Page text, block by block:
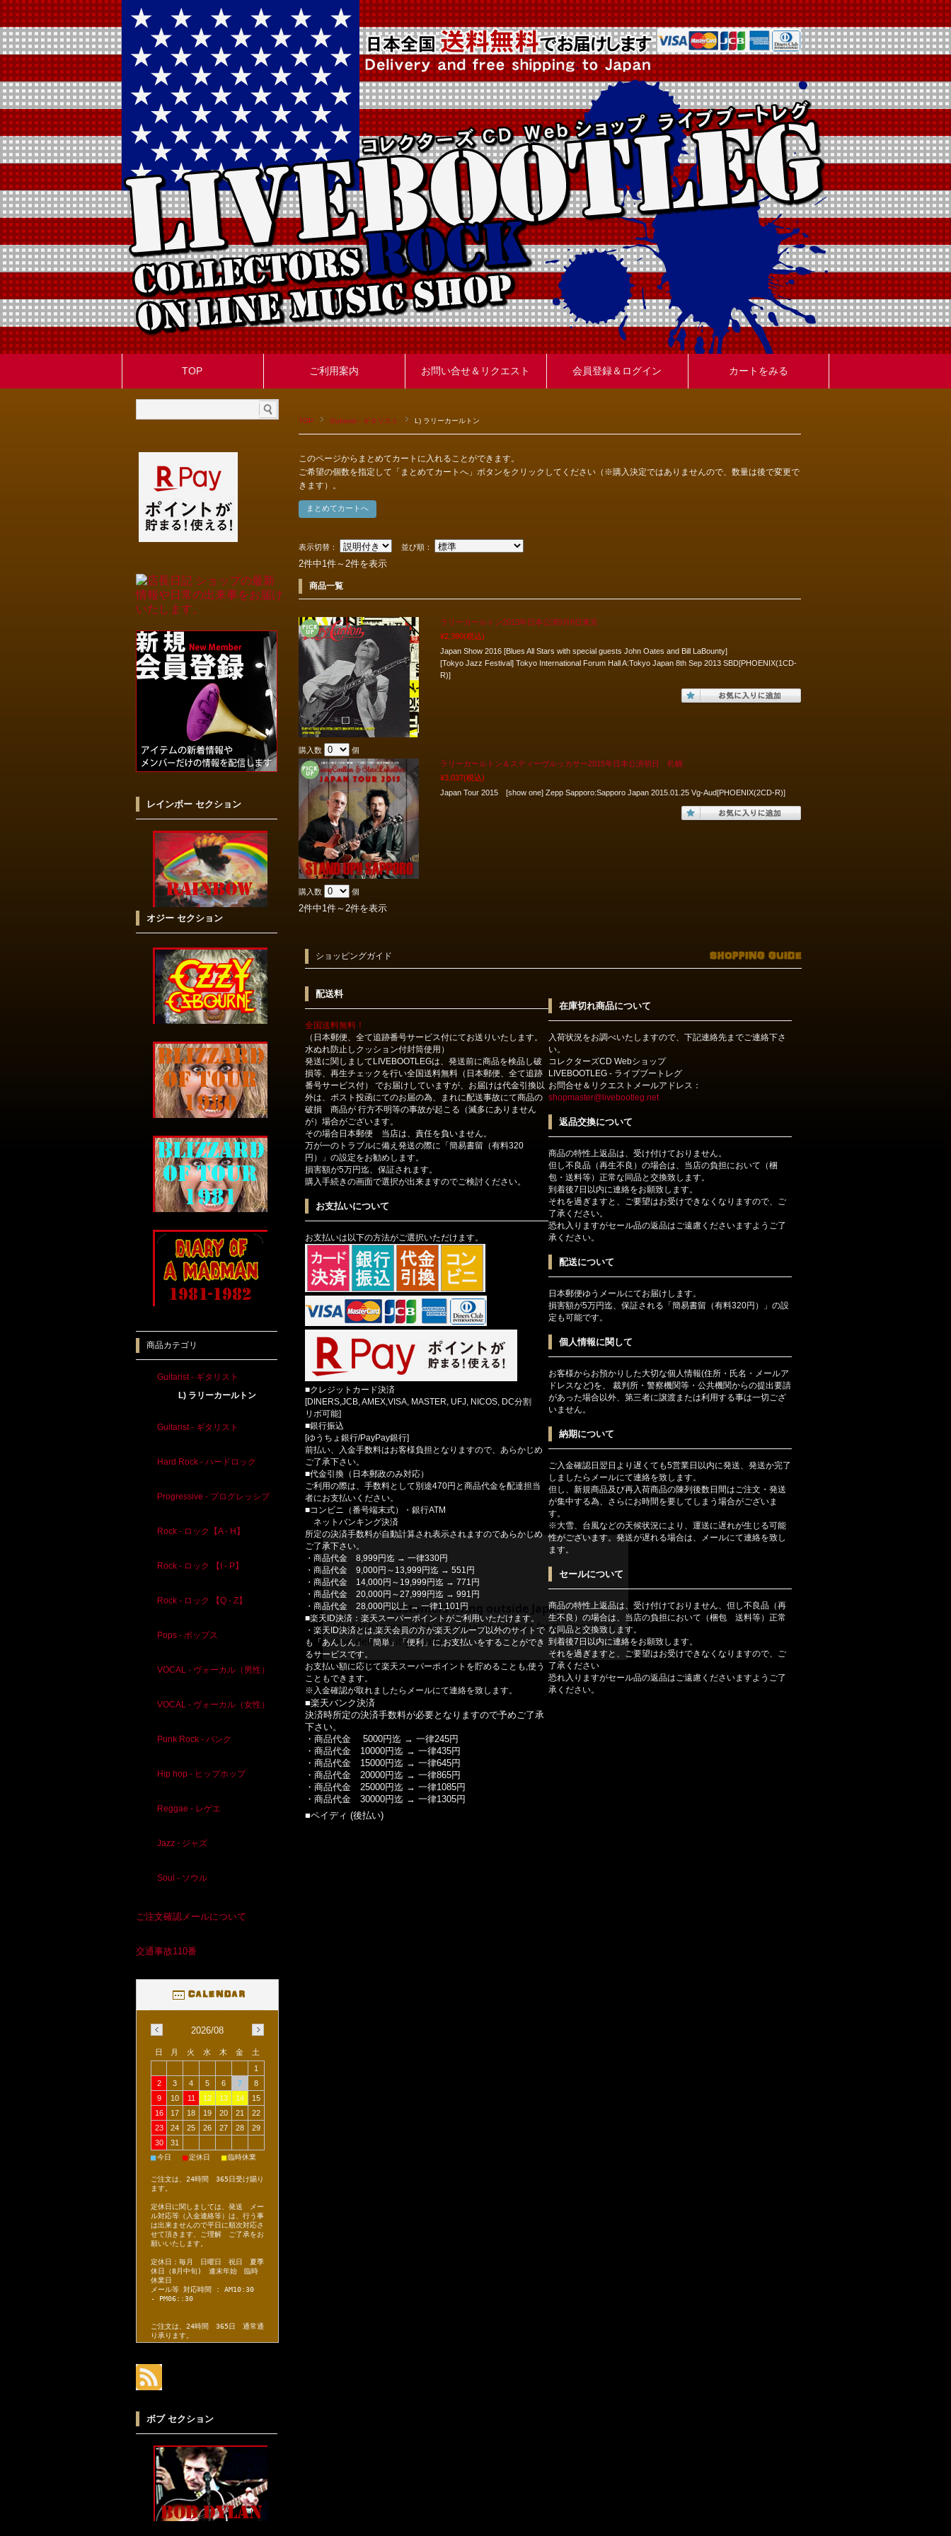
TOP ご利用案内 お問い合せ＆リクエスト 会員登録＆ログイン カートをみる
TOP Guitarist - ギタリスト L) ラリーカールトン
このページからまとめてカートに入れることができます。
ご希望の個数を指定して「まとめてカートへ」ボタンをクリックしてください（※購入決定ではありませんので、数量は後で変更で
きます）。
表示切替： 並び順：
2件中1件～2件を表示
商品一覧
ラリーカールトン2013年日本公演9月8日東京
¥2,380(税込)
Japan Show 2016 [Blues All Stars with special guests John Oates and Bill LaBounty]
[Tokyo Jazz Festival] Tokyo International Forum Hall A:Tokyo Japan 8th Sep 2013 SBD[PHOENIX(1CD-
R)]
購入数
個
ラリーカールトン＆スティーヴルッカサー2015年日本公演初日 札幌
¥3,037(税込)
Japan Tour 2015 [show one] Zepp Sapporo:Sapporo Japan 2015.01.25 Vg-Aud[PHOENIX(2CD-R)]
購入数 個
2件中1件～2件を表示
ショッピングガイド
配送料
全国送料無料！
（日本郵便、全て追跡番号サービス付にてお送りいたします。
水ぬれ防止しクッション付封筒使用）
発送に関しましてLIVEBOOTLEGは、発送前に商品を検品し破
損等、再生チェックを行い全国送料無料（日本郵便、全て追跡
番号サービス付） でお届けしていますが、お届けは代金引換以
外は、ポスト投函にてのお届の為、まれに配送事故にて商品の
破損 商品が 行方不明等の事故が起こる（滅多にありません
が）場合がございます。
その場合日本郵便 当店は、責任を負いません。
万が一のトラブルに備え発送の際に「簡易書留（有料320
円）」の設定をお勧めします。
損害額が5万円迄、保証されます。
購入手続きの画面で選択が出来ますのでご検討ください。
お支払いについて
お支払いは以下の方法がご選択いただけます。
■クレジットカード決済
[DINERS,JCB, AMEX,VISA, MASTER, UFJ, NICOS, DC分割
リボ可能]
■銀行振込
[ゆうちょ銀行/PayPay銀行]
前払い、入金手数料はお客様負担となりますので、あらかじめ
ご了承下さい。
■代金引換（日本郵政のみ対応）
ご利用の際は、手数料として別途470円と商品代金を配達担当
者にお支払いください。
■コンビニ（番号端末式）・銀行ATM
ネットバンキング決済
所定の決済手数料が自動計算され表示されますのであらかじめ
ご了承下さい。
・商品代金 8,999円迄 → 一律330円
・商品代金 9,000円～13,999円迄 → 551円
・商品代金 14,000円～19,999円迄 → 771円
・商品代金 20,000円～27,999円迄 → 991円
・商品代金 28,000円以上 → 一律1,101円
■楽天ID決済：楽天スーパーポイントがご利用いただけます。
・楽天ID決済とは,楽天会員の方が楽天グループ以外のサイトで
も「あんしん」「簡単」「便利」に,お支払いをすることができ
るサービスです。
お支払い額に応じて楽天スーパーポイントを貯めることも,使う
こともできます。
※入金確認が取れましたらメールにて連絡を致します。
■楽天バンク決済
決済時所定の決済手数料が必要となりますので予めご了承
下さい。
・商品代金 5000円迄 → 一律245円
・商品代金 10000円迄 → 一律435円
・商品代金 15000円迄 → 一律645円
・商品代金 20000円迄 → 一律865円
・商品代金 25000円迄 → 一律1085円
・商品代金 30000円迄 → 一律1305円
在庫切れ商品について
入荷状況をお調べいたしますので、下記連絡先までご連絡下さ
い。
コレクターズCD Webショップ
LIVEBOOTLEG - ライブブートレグ
お問合せ＆リクエストメールアドレス：
shopmaster@livebootleg.net
返品交換について
商品の特性上返品は、受け付けておりません。
但し不良品（再生不良）の場合は、当店の負担において（梱
包・送料等）正常な同品と交換致します。
到着後7日以内に連絡をお願致します。
それを過ぎますと、ご要望はお受けできなくなりますので、ご
了承ください。
恐れ入りますがセール品の返品はご遠慮くださいますようご了
承ください。
配送について
日本郵便ゆうメールにてお届けします。
損害額が5万円迄、保証される「簡易書留（有料320円）」の設
定も可能です。
個人情報に関して
お客様からお預かりした大切な個人情報(住所・氏名・メールア
ドレスなど)を、 裁判所・警察機関等・公共機関からの提出要請
があった場合以外、第三者に譲渡または利用する事は一切ござ
いません。
納期について
ご入金確認日翌日より遅くても5営業日以内に発送、発送か完了
しましたらメールにて連絡を致します。
但し、新規商品及び再入荷商品の陳列後数日間はご注文・発送
が集中する為、さらにお時間を要してしまう場合がございま
す。
※大雪、台風などの天候状況により、運送に遅れが生じる可能
性がございます。発送が遅れる場合は、メールにて連絡を致し
ます。
セールについて
商品の特性上返品は、受け付けておりません、但し不良品（再
生不良）の場合は、当店の負担において（梱包 送料等）正常
な同品と交換致します。
到着後7日以内に連絡をお願致します。
それを過ぎますと、ご要望はお受けできなくなりますので、ご
了承ください
恐れ入りますがセール品の返品はご遠慮くださいますようご了
承ください。
■ペイディ (後払い)
レインボー セクション
オジー セクション
商品カテゴリ
Guitarist - ギタリスト
L) ラリーカールトン
Guitarist - ギタリスト
Hard Rock - ハードロック
Progressive - プログレッシブ
Rock - ロック【A - H】
Rock - ロック 【I - P】
Rock - ロック 【Q - Z】
Pops - ポップス
VOCAL - ヴォーカル（男性）
VOCAL - ヴォーカル（女性）
Punk Rock - パンク
Hip hop - ヒップホップ
Reggae - レゲエ
Jazz - ジャズ
Soul - ソウル
ご注文確認メールについて
交通事故110番
2026/08
日 月 火 水 木 金
土
1
2
3 4 5 6 7
8
9
10 11 12 13 14
15
16
17 18 19 20 21
22
23
24 25 26 27 28
29
30
31
■今日 ■定休日 ■臨時休業
ご注文は、24時間 365日受け賜り
ます。
定休日に関しましては、発送 メー
ル対応等（入金連絡等）は、行う事
は出来ませんので平日に順次対応さ
せて頂きます、ご理解 ご了承をお
願いいたします。
定休日：毎月 日曜日 祝日 夏季
休日（8月中旬) 連末年始 臨時
休業日
メール等 対応時間 : AM10:30
- PM06::30
ご注文は、24時間 365日 通常通
り承ります。
ボブ セクション